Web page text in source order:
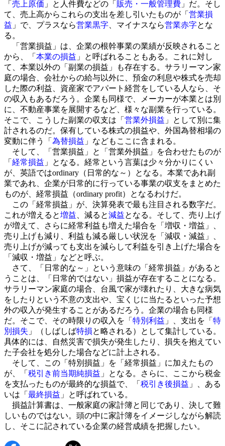
「 売上原価 」と人件費などの「 販売・一般管理費 」だ。そし
て、売上高からこれらの支出を差し引いたものが「 営業損
益 」で、プラスなら営業黒字 、マイナスなら営業赤字とな
る。
「営業損益」は、企業の根幹事業の業績が反映されること
から、「 本業の損益 」と呼ばれることもある。これに対し
て、本業以外の「副業の損益」も存在する。サラリーマン家
庭の場合、会社からの給与以外に、預金の利息や株式を売却
した際の利益、資産家でアパート経営をしている人なら、そ
の収入もあるだろう。企業も同様で、メーカーが本業とは別
に、不動産事業を展開するなど、様々な副業を行っている。
そこで、こうした副業の収支は「 営業外損益 」として別に集
計されるのだ。保有している株式の損益や、外国為替相場の
変動に伴う「 為替損益 」などもここに含まれる。
そして、「営業損益」と「営業外損益」を合わせたものが
「 経常損益 」となる。経常という言葉は少々分かりにくい
が、英語ではordinary（日常的な～）となる。本業であれ副
業であれ、企業が日常的に行っている事業の収支をまとめた
ものが、経常損益（ordinary profit）となるわけだ。
この「経常損益」が、決算発表で最も注目される数字だ。
これが増えると増益 、減ると減益となる。そして、売り上げ
が増えて、さらに経常利益も増えた場合を「増収・増益」、
売り上げも減り、利益も減る厳しい状況を「減収・減益」、
売り上げが減っても支出を減らして利益を引き上げた場合を
「減収・増益」などと呼ぶ。
さて、「日常的な～」という意味の「経常損益」があると
うことは、「日常的ではない」損益が存在することになる。
サラリーマン家庭の場合、台風で家が壊れたり、大きな病気
をしたりという不意の支出や、宝くじに当たるといった予想
外の収入が発生することがあるだろう。企業の場合も同様
だ。そこで、その時限りの収入を「 特別利益 」、支出を「 特
別損失 」（しばしば特損と略される）として集計している。
具体的には、自然災害で損失が発生したり、損失を抱えてい
た子会社を処分した場合などに計上される。
そして、この「特別損益」を「経常損益」に加えたもの
が、「 税引き前当期純損益 」となる。さらに、ここから税金
を支払ったものが最終的な損益で、「 税引き後損益 」、ある
いは「 最終損益 」と呼ばれている。
損益計算書は、一般家庭の家計簿と同じであり、決して難
しいものではない。頭の中に家計簿をイメージしながら解読
し、そこに記されている企業の経営成績を把握したい。